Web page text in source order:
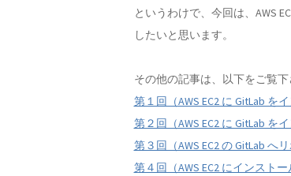
というわけで、今回は、AWS
したいと思います。
その他の記事は、以下をご覧下
第１回（AWS EC2 に GitLab を
第２回（AWS EC2 に GitLab を
第３回（AWS EC2 の GitLab へ
第４回（AWS EC2 にインスト